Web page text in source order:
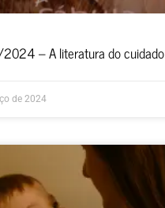
– A literatura do cuidado
de 2024